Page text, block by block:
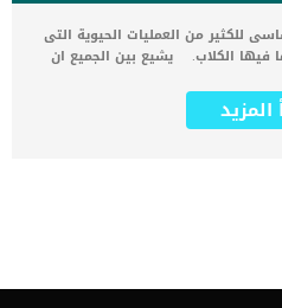
للكثير من العمليات الحيوية التى
فيها الكلاب. يشيع بين الجميع ان
الحية مثلها كمثل جميع المعادن
صحية. اقرأ ايضا: أعراض نقص المنجنيز
كميات كبيرة نسبيًا من الصوديوم
المزيد